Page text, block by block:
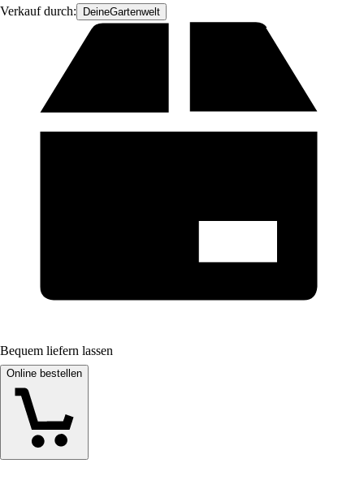
Verkauf durch: DeineGartenwelt
Bequem liefern lassen
Online bestellen